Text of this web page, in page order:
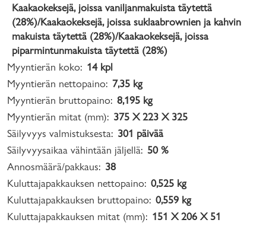
Kaakaokeksejä, joissa vaniljanmakuista täytettä
(28%)/Kaakaokeksejä, joissa suklaabrownien ja kahvin
makuista täytettä (28%)/Kaakaokeksejä, joissa
piparmintunmakuista täytettä (28%)
Myyntierän koko: 14 kpl
Myyntierän nettopaino: 7,35 kg
Myyntierän bruttopaino: 8,195 kg
Myyntierän mitat (mm): 375 X 223 X 325
Säilyvyys valmistuksesta: 301 päivää
Säilyvyysaikaa vähintään jäljellä: 50 %
Annosmäärä/pakkaus: 38
Kuluttajapakkauksen nettopaino: 0,525 kg
Kuluttajapakkauksen bruttopaino: 0,559 kg
Kuluttajapakkauksen mitat (mm): 151 X 206 X 51